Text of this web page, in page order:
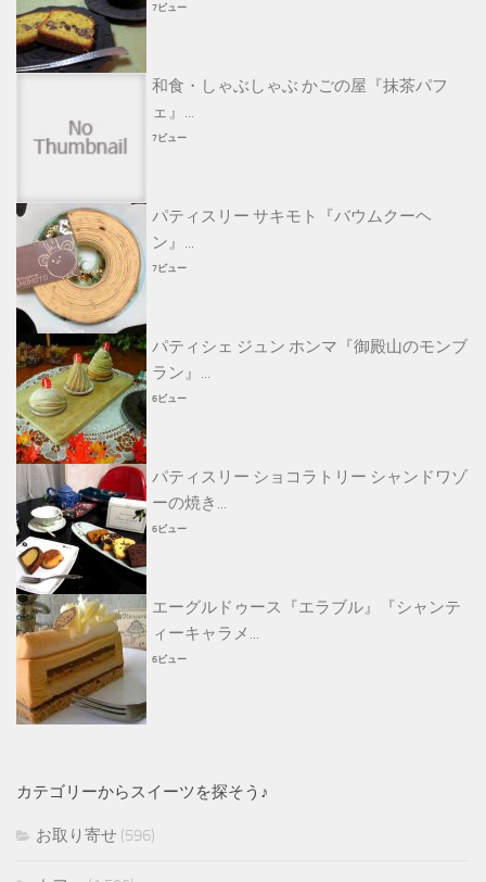
7ビュー
和食・しゃぶしゃぶ かごの屋『抹茶パフ
ェ』...
7ビュー
パティスリー サキモト『バウムクーヘ
ン』...
7ビュー
パティシェ ジュン ホンマ『御殿山のモンブ
ラン』...
6ビュー
パティスリー ショコラトリー シャンドワゾ
ーの焼き...
6ビュー
エーグルドゥース『エラブル』『シャンテ
ィーキャラメ...
6ビュー
カテゴリーからスイーツを探そう♪
お取り寄せ (596)